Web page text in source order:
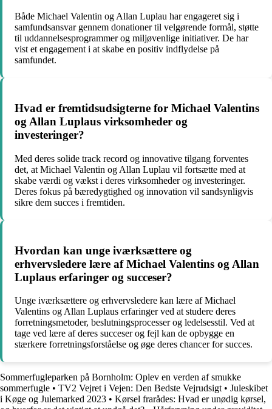
Både Michael Valentin og Allan Luplau har engageret sig i
samfundsansvar gennem donationer til velgørende formål, støtte
til uddannelsesprogrammer og miljøvenlige initiativer. De har
vist et engagement i at skabe en positiv indflydelse på
samfundet.
Hvad er fremtidsudsigterne for Michael Valentins
og Allan Luplaus virksomheder og
investeringer?
Med deres solide track record og innovative tilgang forventes
det, at Michael Valentin og Allan Luplau vil fortsætte med at
skabe værdi og vækst i deres virksomheder og investeringer.
Deres fokus på bæredygtighed og innovation vil sandsynligvis
sikre dem succes i fremtiden.
Hvordan kan unge iværksættere og
erhvervsledere lære af Michael Valentins og Allan
Luplaus erfaringer og succeser?
Unge iværksættere og erhvervsledere kan lære af Michael
Valentins og Allan Luplaus erfaringer ved at studere deres
forretningsmetoder, beslutningsprocesser og ledelsesstil. Ved at
tage ved lære af deres succeser og fejl kan de opbygge en
stærkere forretningsforståelse og øge deres chancer for succes.
Sommerfugleparken på Bornholm: Oplev en verden af smukke
sommerfugle • TV2 Vejret i Vejen: Den Bedste Vejrudsigt • Juleskibet
i Køge og Julemarked 2023 • Kørsel frarådes: Hvad er unødig kørsel,